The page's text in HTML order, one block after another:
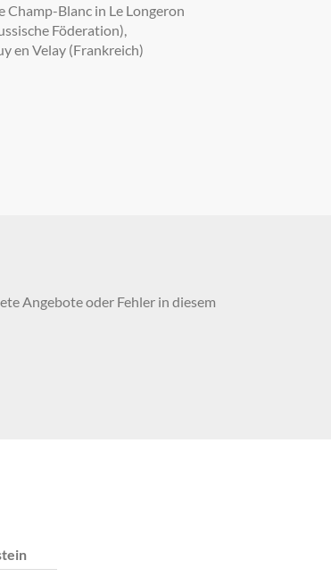
Champ-Blanc in Le Longeron
Föderation),
en Velay (Frankreich)
Angebote oder Fehler in diesem